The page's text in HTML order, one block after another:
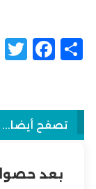
تصفح أيضا...
بعد